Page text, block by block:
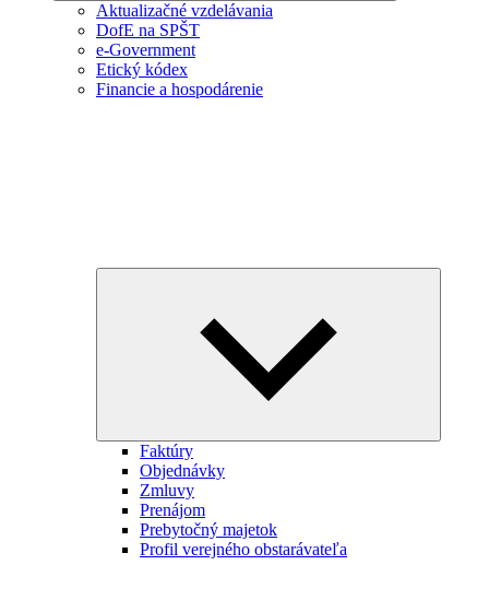
Aktualizačné vzdelávania
DofE na SPŠT
e-Government
Etický kódex
Financie a hospodárenie
Faktúry
Objednávky
Zmluvy
Prenájom
Prebytočný majetok
Profil verejného obstarávateľa